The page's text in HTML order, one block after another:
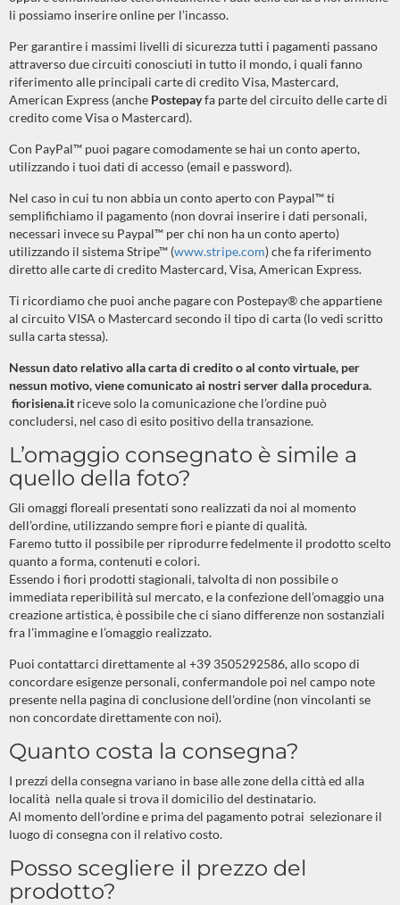
li possiamo inserire online per l’incasso.
Per garantire i massimi livelli di sicurezza tutti i pagamenti passano
attraverso due circuiti conosciuti in tutto il mondo, i quali fanno
riferimento alle principali carte di credito Visa, Mastercard,
American Express (anche Postepayfa parte del circuito delle carte di
credito come Visa o Mastercard).
Con PayPal™ puoi pagare comodamente se hai un conto aperto,
utilizzando i tuoi dati di accesso (email e password).
Nel caso in cui tu non abbia un conto aperto con Paypal™ ti
semplifichiamo il pagamento (non dovrai inserire i dati personali,
necessari invece su Paypal™ per chi non ha un conto aperto)
utilizzando il sistema Stripe™ (www.stripe.com) che fa riferimento
diretto alle carte di credito Mastercard, Visa, American Express.
Ti ricordiamo che puoi anche pagare con Postepay® che appartiene
al circuito VISA o Mastercard secondo il tipo di carta (lo vedi scritto
sulla carta stessa).
Nessun dato relativo alla carta di credito o al conto virtuale, per
nessun motivo, viene comunicato ai nostri server dalla procedura.
fiorisiena.it riceve solo la comunicazione che l’ordine può
concludersi, nel caso di esito positivo della transazione.
L’omaggio consegnato è simile a
quello della foto?
Gli omaggi floreali presentati sono realizzati da noi al momento
dell’ordine, utilizzando sempre fiori e piante di qualità.
Faremo tutto il possibile per riprodurre fedelmente il prodotto scelto
quanto a forma, contenuti e colori.
Essendo i fiori prodotti stagionali, talvolta di non possibile o
immediata reperibilità sul mercato, e la confezione dell’omaggio una
creazione artistica, è possibile che ci siano differenze non sostanziali
fra l’immagine e l’omaggio realizzato.
Puoi contattarci direttamente al +39 3505292586, allo scopo di
concordare esigenze personali, confermandole poi nel campo note
presente nella pagina di conclusione dell'ordine (non vincolanti se
non concordate direttamente con noi).
Quanto costa la consegna?
I prezzi della consegna variano in base alle zone della città ed alla
località nella quale si trova il domicilio del destinatario.
Al momento dell'ordine e prima del pagamento potrai selezionare il
luogo di consegna con il relativo costo.
Posso scegliere il prezzo del
prodotto?